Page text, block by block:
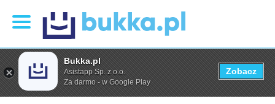
Bukka.pl
Asistapp Sp. z o.o.
Za darmo - w Google Play
Zobacz